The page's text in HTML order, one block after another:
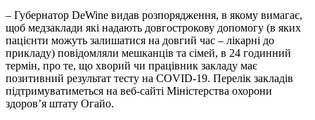
– Губернатор DeWine видав розпорядження, в якому вимагає,
щоб медзаклади які надають довгострокову допомогу (в яких
пацієнти можуть залишатися на довгий час – лікарні до
прикладу) повідомляли мешканців та сімей, в 24 годинний
термін, про те, що хворий чи працівник закладу має
позитивний результат тесту на COVID-19. Перелік закладів
підтримуватиметься на веб-сайті Міністерства охорони
здоров’я штату Огайо.